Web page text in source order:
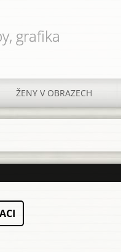
grafika
ŽENY V OBRAZECH